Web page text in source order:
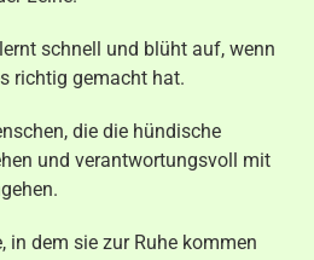
schnell und blüht auf, wenn
richtig gemacht hat.
die die hündische
und verantwortungsvoll mit
in dem sie zur Ruhe kommen